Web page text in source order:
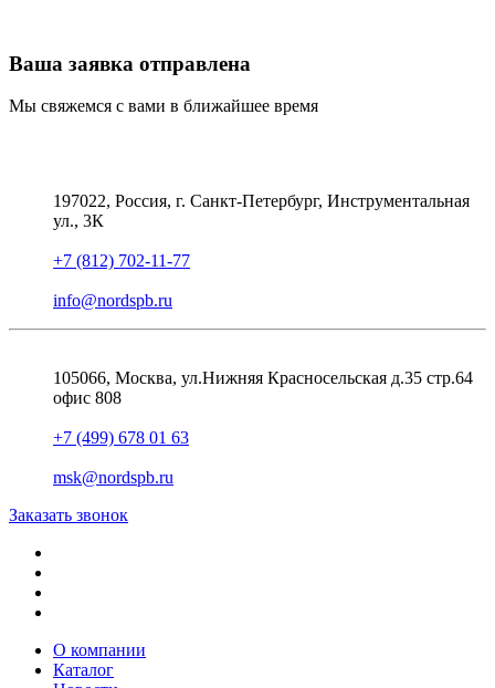
Ваша заявка отправлена
Мы свяжемся с вами в ближайшее время
197022, Россия, г. Санкт-Петербург, Инструментальная
ул., 3К
+7 (812) 702-11-77
info@nordspb.ru
105066, Москва, ул.Нижняя Красносельская д.35 стр.64
офис 808
+7 (499) 678 01 63
msk@nordspb.ru
Заказать звонок
О компании
Каталог